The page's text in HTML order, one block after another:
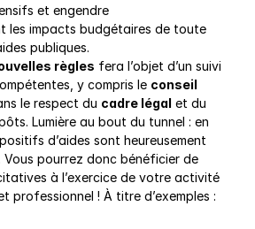
et engendre
les impacts budgétaires de toute
publiques.
règles fera l’objet d’un suivi
y compris le conseil
le respect du cadre légal et du
Lumière au bout du tunnel : en
d’aides sont heureusement
Vous pourrez donc bénéficier de
à l’exercice de votre activité
professionnel ! À titre d’exemples :